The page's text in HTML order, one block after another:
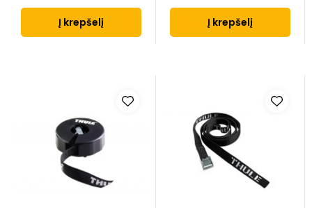
Į krepšelį Į krepšelį